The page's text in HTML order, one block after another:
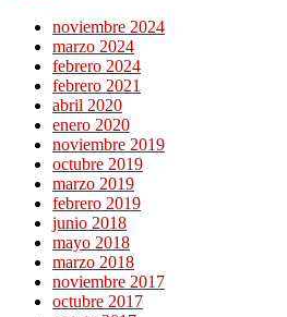
noviembre 2024
marzo 2024
febrero 2024
febrero 2021
abril 2020
enero 2020
noviembre 2019
octubre 2019
marzo 2019
febrero 2019
junio 2018
mayo 2018
marzo 2018
noviembre 2017
octubre 2017